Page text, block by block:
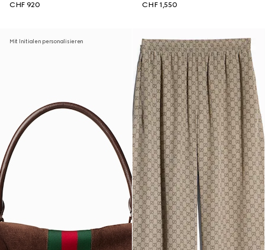
CHF 920
CHF 1,550
Mit Initialen personalisieren